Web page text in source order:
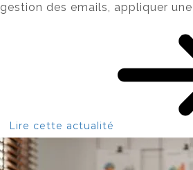
gestion des emails, appliquer
Lire cette actualité